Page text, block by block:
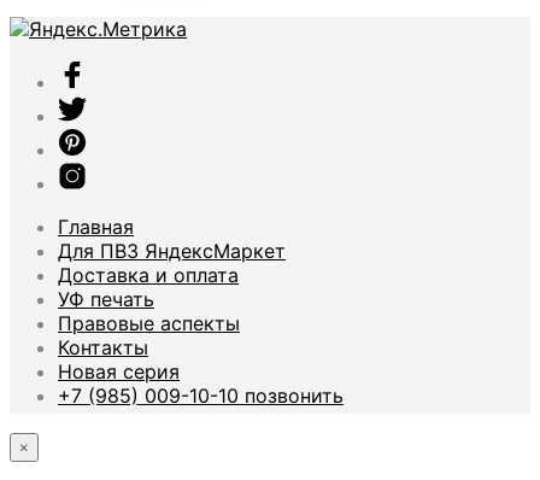
Главная
Для ПВЗ ЯндексМаркет
Доставка и оплата
УФ печать
Правовые аспекты
Контакты
Новая серия
+7 (985) 009-10-10 позвонить
×